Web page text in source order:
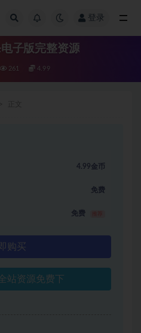
登录
子版完整资源
261 4.99
4.99金币
免费
免费
购买
站资源免费下